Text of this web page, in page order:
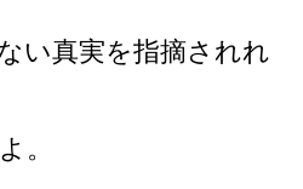
い真実を指摘されれ
。